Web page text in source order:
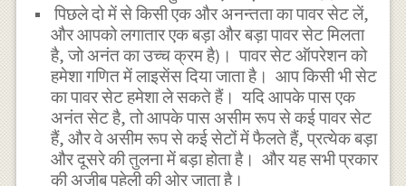
पिछले दो में से किसी एक और अनन्तता का पावर सेट लें,
और आपको लगातार एक बड़ा और बड़ा पावर सेट मिलता
है, जो अनंत का उच्च क्रम है)। पावर सेट ऑपरेशन को
हमेशा गणित में लाइसेंस दिया जाता है। आप किसी भी सेट
का पावर सेट हमेशा ले सकते हैं। यदि आपके पास एक
अनंत सेट है, तो आपके पास असीम रूप से कई पावर सेट
हैं, और वे असीम रूप से कई सेटों में फैलते हैं, प्रत्येक बड़ा
और दूसरे की तुलना में बड़ा होता है। और यह सभी प्रकार
की अजीब पहेली की ओर जाता है।